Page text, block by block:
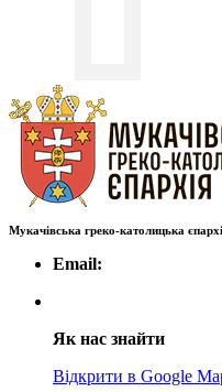
Мукачівська греко-католицька
Email:
Як нас знайти
Відкрити в Google